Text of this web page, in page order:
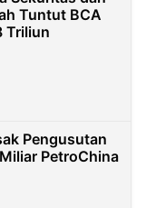
Tuntut BCA
Triliun
Pengusutan
PetroChina